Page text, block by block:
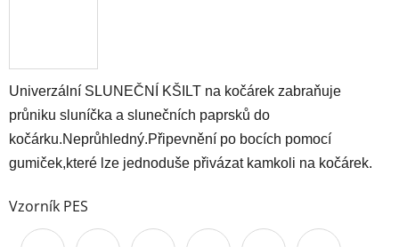
Univerzální SLUNEČNÍ KŠILT na kočárek zabraňuje
průniku sluníčka a slunečních paprsků do
kočárku.Neprůhledný.Připevnění po bocích pomocí
gumiček,které lze jednoduše přivázat kamkoli na kočárek.
Vzorník PES